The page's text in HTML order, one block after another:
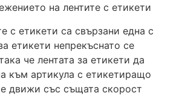
на лентите с етикети
с етикети са свързани една с
етикети непрекъснато се
че лентата за етикети да
към артикула с етикетиращо
движи със същата скорост